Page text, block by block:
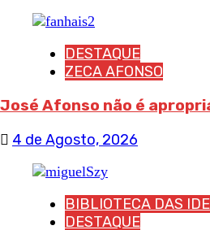
DESTAQUE
ZECA AFONSO
José Afonso não é
4 de Agosto, 2026
BIBLIOTECA DAS
DESTAQUE